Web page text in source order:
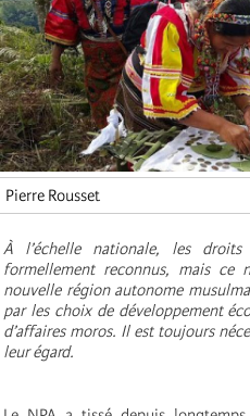
Pierre Rousset
À l’échelle nationale, les
formellement reconnus, mais ce
nouvelle région autonome
par les choix de développement
d’affaires moros. Il est toujours
leur égard.